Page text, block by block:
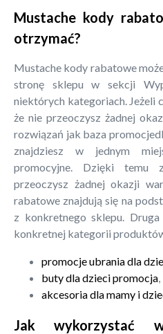
Mustache kody
otrzymać?
Mustache kody rabatowe
stronę sklepu w sekcji
niektórych kategoriach. Jeżeli
że nie przeoczysz żadnej
rozwiązań jak baza
znajdziesz w jednym
promocyjne. Dzięki temu
przeoczysz żadnej okazji
rabatowe znajdują się na
z konkretnego sklepu.
konkretnej kategorii
promocje ubrania dla
buty dla dzieci promocja,
akcesoria dla mamy i
Jak wykorzystać